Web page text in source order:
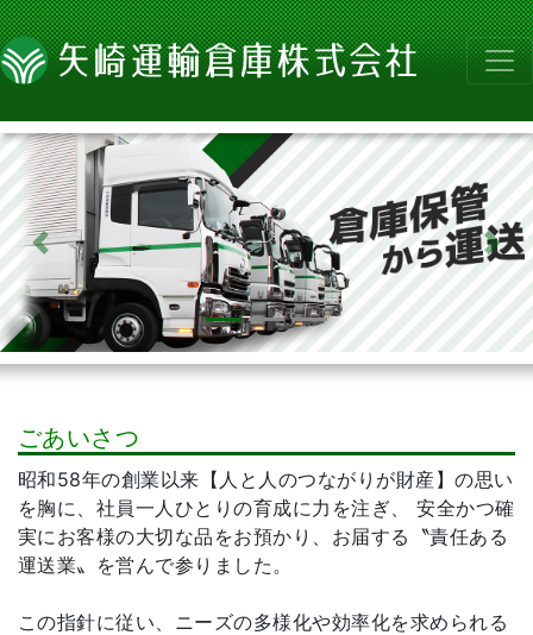
前へ 次へ
ごあいさつ
昭和58年の創業以来【人と人のつながりが財産】の思い
を胸に、社員一人ひとりの育成に力を注ぎ、 安全かつ確
実にお客様の大切な品をお預かり、お届する〝責任ある
運送業〟を営んで参りました。
この指針に従い、ニーズの多様化や効率化を求められる